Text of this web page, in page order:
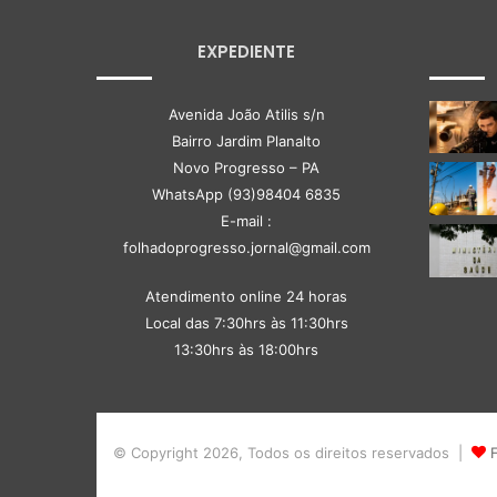
EXPEDIENTE
Avenida João Atilis s/n
Bairro Jardim Planalto
Novo Progresso – PA
WhatsApp (93)98404 6835
E-mail :
folhadoprogresso.jornal@gmail.com
Atendimento online 24 horas
Local das 7:30hrs às 11:30hrs
13:30hrs às 18:00hrs
© Copyright 2026, Todos os direitos reservados |